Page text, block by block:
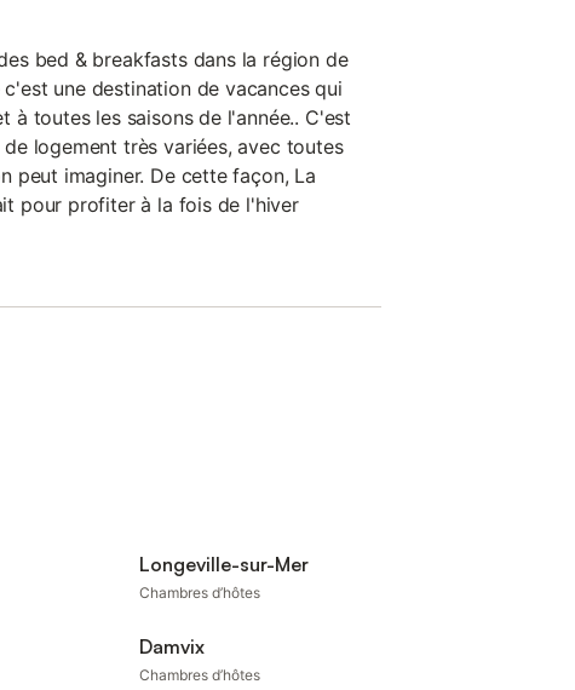
bed & breakfasts dans la région de
une destination de vacances qui
à toutes les saisons de l'année.. C'est
logement très variées, avec toutes
peut imaginer. De cette façon, La
pour profiter à la fois de l'hiver
Longeville-sur-Mer
Chambres d’hôtes
Damvix
Chambres d’hôtes